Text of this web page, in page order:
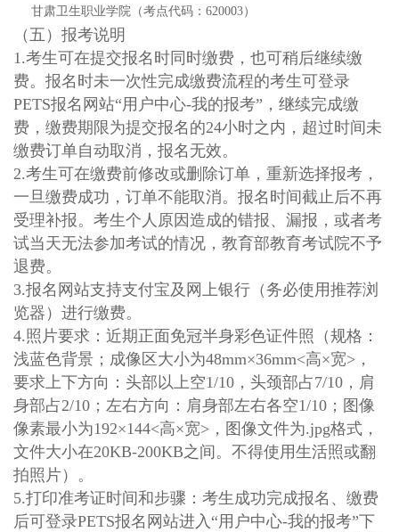
甘肃卫生职业学院（考点代码： 620003）
（五）报考说明
1.考生可在提交报名时同时缴费，也可稍后继续缴
费。报名时未一次性完成缴费流程的考生可登录
PETS报名网站“用户中心-我的报考”，继续完成缴
费，缴费期限为提交报名的24小时之内，超过时间未
缴费订单自动取消，报名无效。
2.考生可在缴费前修改或删除订单，重新选择报考，
一旦缴费成功，订单不能取消。报名时间截止后不再
受理补报。考生个人原因造成的错报、漏报，或者考
试当天无法参加考试的情况，教育部教育考试院不予
退费。
3.报名网站支持支付宝及网上银行（务必使用推荐浏
览器）进行缴费。
4.照片要求：近期正面免冠半身彩色证件照（规格：
浅蓝色背景；成像区大小为48mm×36mm<高×宽>，
要求上下方向：头部以上空1/10，头颈部占7/10，肩
身部占2/10；左右方向：肩身部左右各空1/10；图像
像素最小为192×144<高×宽>，图像文件为.jpg格式，
文件大小在20KB-200KB之间。不得使用生活照或翻
拍照片）。
5.打印准考证时间和步骤：考生成功完成报名、缴费
后可登录PETS报名网站进入“用户中心-我的报考”下